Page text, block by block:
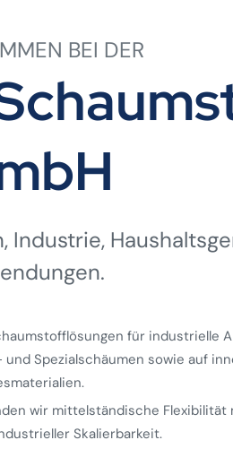
BEI DER
für industrielle
Spezialschäumen sowie auf
wir mittelständische
Skalierbarkeit.